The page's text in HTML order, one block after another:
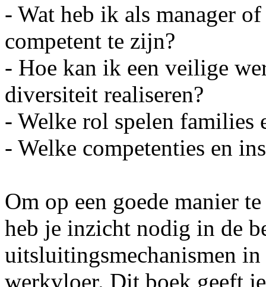
- Wat heb ik als manager
competent te zijn?
- Hoe kan ik een veilige
diversiteit realiseren?
- Welke rol spelen families
- Welke competenties en
Om op een goede manier
heb je inzicht nodig in de
uitsluitingsmechanismen
werkvloer. Dit boek geeft